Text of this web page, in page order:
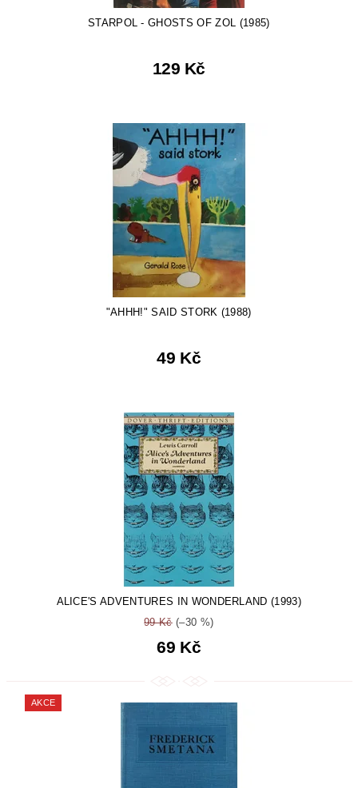
STARPOL - GHOSTS OF ZOL (1985)
129 Kč
"AHHH!" SAID STORK (1988)
49 Kč
ALICE'S ADVENTURES IN WONDERLAND (1993)
99 Kč(–30 %)
69 Kč
AKCE